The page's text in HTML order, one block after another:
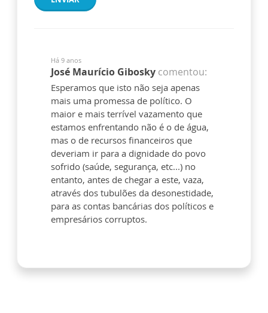
Há 9 anos
José Maurício Gibosky comentou:
Esperamos que isto não seja apenas
mais uma promessa de político. O
maior e mais terrível vazamento que
estamos enfrentando não é o de água,
mas o de recursos financeiros que
deveriam ir para a dignidade do povo
sofrido (saúde, segurança, etc...) no
entanto, antes de chegar a este, vaza,
através dos tubulões da desonestidade,
para as contas bancárias dos políticos e
empresários corruptos.